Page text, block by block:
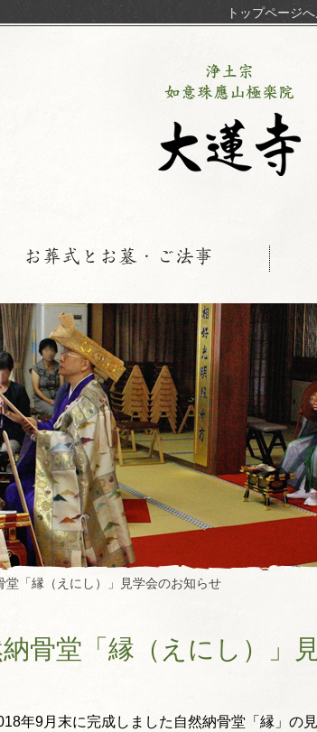
トップページ
お葬式とお墓・ご法事
堂「縁（えにし）」見学会のお知らせ
納骨堂「縁（えにし）」
年9月末に完成しました自然納骨堂「縁」の